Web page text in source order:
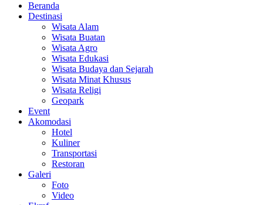
Beranda
Destinasi
Wisata Alam
Wisata Buatan
Wisata Agro
Wisata Edukasi
Wisata Budaya dan Sejarah
Wisata Minat Khusus
Wisata Religi
Geopark
Event
Akomodasi
Hotel
Kuliner
Transportasi
Restoran
Galeri
Foto
Video